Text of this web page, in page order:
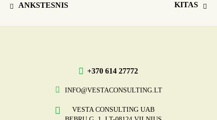
ANKSTESNIS KITAS
+370 614 27772
INFO@VESTACONSULTING.LT
VESTA CONSULTING UAB